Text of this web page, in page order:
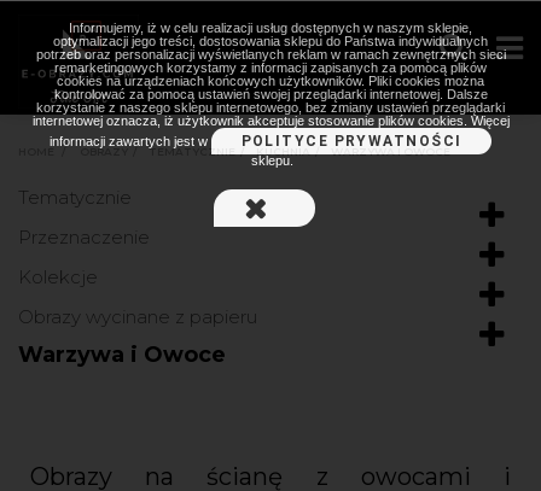
OBRAZY TEMATYCZNIE
Tematycznie
Przeznaczenie
Kolekcje
Obrazy wycinane z papieru
Warzywa i Owoce
Obrazy na ścianę z owocami i
Informujemy, iż w celu realizacji usług dostępnych w naszym sklepie,
optymalizacji jego treści, dostosowania sklepu do Państwa indywidualnych
potrzeb oraz personalizacji wyświetlanych reklam w ramach zewnętrznych sieci
remarketingowych korzystamy z informacji zapisanych za pomocą plików
cookies na urządzeniach końcowych użytkowników. Pliki cookies można
kontrolować za pomocą ustawień swojej przeglądarki internetowej. Dalsze
korzystanie z naszego sklepu internetowego, bez zmiany ustawień przeglądarki
internetowej oznacza, iż użytkownik akceptuje stosowanie plików cookies. Więcej
informacji zawartych jest w
POLITYCE PRYWATNOŚCI
sklepu.